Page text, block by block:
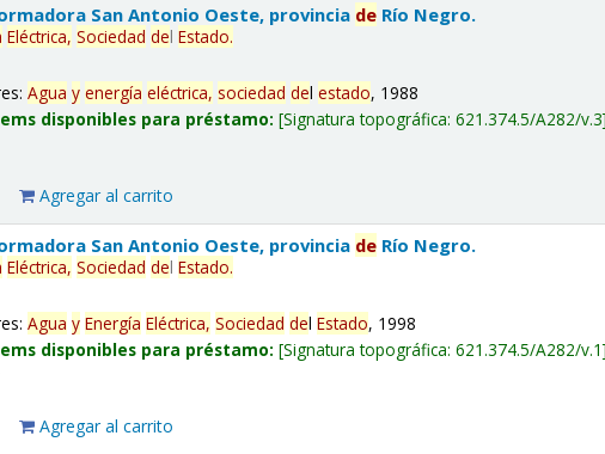
San Antonio Oeste, provincia de Río Negro.
Eléctrica, Sociedad delEstado.
Agua y energía eléctrica, sociedad delestado, 1988
disponibles para préstamo: Signatura topográfica:621.374.5/A282/v.3
Agregar al carrito
San Antonio Oeste, provincia de Río Negro.
Eléctrica, Sociedad delEstado.
Agua y Energía Eléctrica, Sociedad delEstado, 1998
disponibles para préstamo: Signatura topográfica:621.374.5/A282/v.1
Agregar al carrito